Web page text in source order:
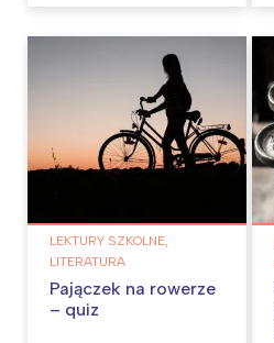
LEKTURY SZKOLNE,
LITERATURA
Pajączek na rowerze
– quiz